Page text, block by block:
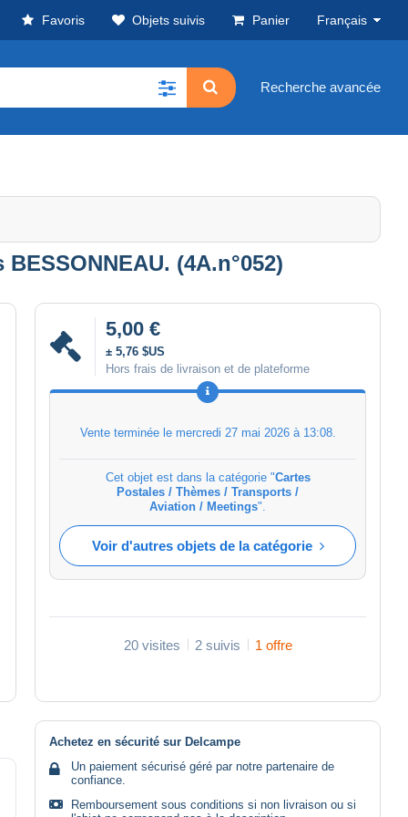
Favoris Objets suivis Panier Français
Recherche avancée
(4A.n°052)
5,00 €
± 5,76 $US
Hors frais de livraison et de plateforme
Vente terminée le mercredi 27 mai 2026 à 13:08.
Cet objet est dans la catégorie "Cartes
Postales / Thèmes / Transports /
Aviation / Meetings".
Voir d'autres objets de la catégorie
20 visites 2 suivis 1 offre
Achetez en sécurité sur Delcampe
Un paiement sécurisé géré par notre partenaire de
confiance.
Remboursement sous conditions si non livraison ou si